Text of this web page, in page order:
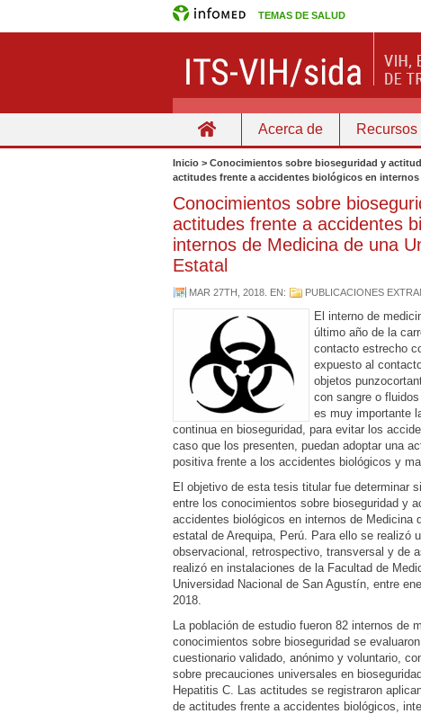
TEMAS DE SALUD
Acerca de
Inicio > Conocimientos sobre bioseguridad y
actitudes frente a accidentes biológicos en
Conocimientos sobre
actitudes frente a accidentes
internos de Medicina de una
Estatal
MAR 27TH, 2018 . EN: PUBLICACIONES
El interno de
último año de la
contacto estrecho
expuesto al
objetos
con sangre o
es muy importante
continua en bioseguridad, para evitar los
caso que los presenten, puedan adoptar una
positiva frente a los accidentes biológicos y
El objetivo de esta tesis titular fue determinar
entre los conocimientos sobre bioseguridad y
accidentes biológicos en internos de Medicina
estatal de Arequipa, Perú. Para ello se realizó
observacional, retrospectivo, transversal y de
realizó en instalaciones de la Facultad de
Universidad Nacional de San Agustín, entre
2018.
La población de estudio fueron 82 internos de
conocimientos sobre bioseguridad se
cuestionario validado, anónimo y voluntario,
sobre precauciones universales en
Hepatitis C. Las actitudes se registraron
de actitudes frente a accidentes biológicos,